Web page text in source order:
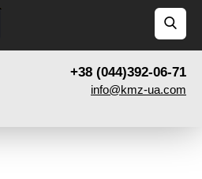
+38 (044)392-06-71
info@kmz-ua.com